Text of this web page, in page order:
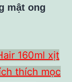
mật ong
160ml xịt
thích mọc